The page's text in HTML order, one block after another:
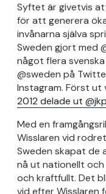
Syftet är givetvis
för att generera
invånarna själva
Sweden gjort med
något flera
@sweden på
Instagram. Först ut
2012 delade ut
Med en
Wisslaren vid
Sweden skapat
nå ut nationellt
och kraftfullt. Det
vid efter Wisslaren